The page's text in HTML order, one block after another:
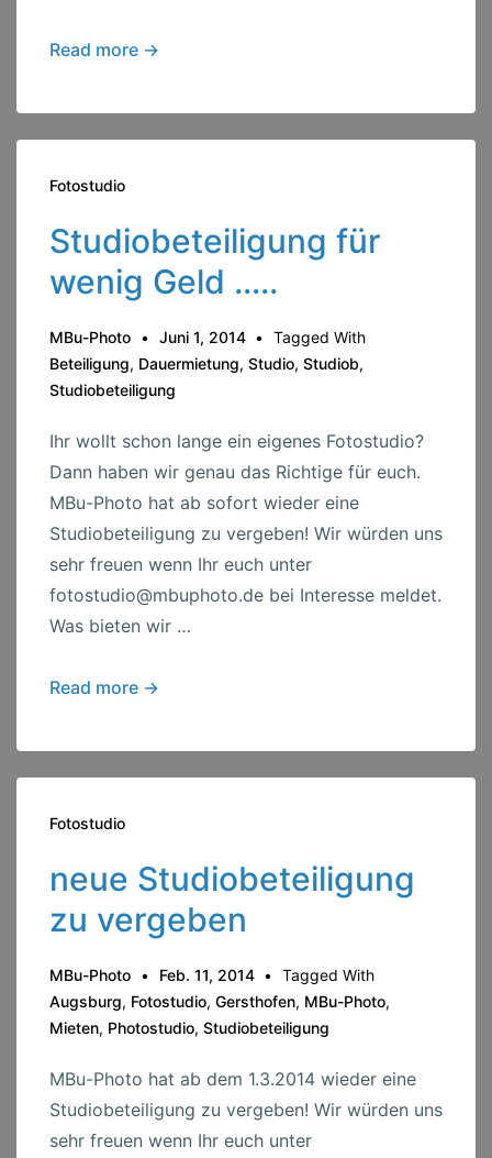
Neue
…..
Read more →
Fotostudio
Studiobeteiligung für
wenig Geld …..
MBu-Photo Juni 1, 2014
Tagged With
Beteiligung, Dauermietung, Studio, Studiob,
Studiobeteiligung
Ihr wollt schon lange ein eigenes Fotostudio?
Dann haben wir genau das Richtige für euch.
MBu-Photo hat ab sofort wieder eine
Studiobeteiligung zu vergeben! Wir würden uns
sehr freuen wenn Ihr euch unter
fotostudio@mbuphoto.de bei Interesse meldet.
Was bieten wir …
Studiobeteiligung
wenig
Geld
Read more →
Fotostudio
neue Studiobeteiligung
zu vergeben
MBu-Photo Feb. 11, 2014
Tagged With
Augsburg, Fotostudio, Gersthofen, MBu-Photo,
Mieten, Photostudio, Studiobeteiligung
MBu-Photo hat ab dem 1.3.2014 wieder eine
Studiobeteiligung zu vergeben! Wir würden uns
sehr freuen wenn Ihr euch unter